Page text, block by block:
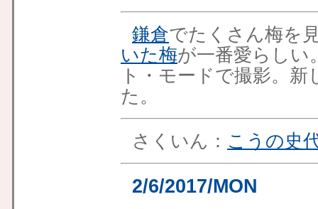
鎌倉でたくさん梅を
いた梅が一番愛らしい
ト・モードで撮影。新
た。
さくいん： こうの史
2/6/2017/MON